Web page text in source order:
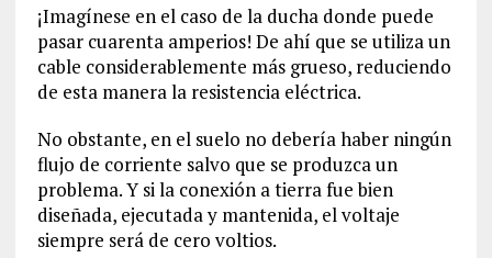
¡Imagínese en el caso de la ducha donde puede
pasar cuarenta amperios! De ahí que se utiliza un
cable considerablemente más grueso, reduciendo
de esta manera la resistencia eléctrica.
No obstante, en el suelo no debería haber ningún
flujo de corriente salvo que se produzca un
problema. Y si la conexión a tierra fue bien
diseñada, ejecutada y mantenida, el voltaje
siempre será de cero voltios.